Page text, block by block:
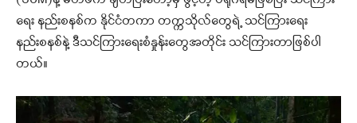
ရေး နည်းစနစ်က နိုင်ငံတကာ တက္ကသိုလ်တွေရဲ့ သင်ကြားရေး
နည်းစနစ်နဲ့ ဒီသင်ကြားရေးစံနှုန်းတွေအတိုင်း သင်ကြားတာဖြစ်ပါ
တယ်။